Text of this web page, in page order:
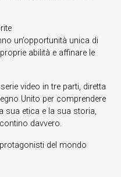
un’opportunità unica di
abilità e affinare le
video in tre parti, diretta
Unito per comprendere
sua etica e la sua storia,
davvero.
del mondo